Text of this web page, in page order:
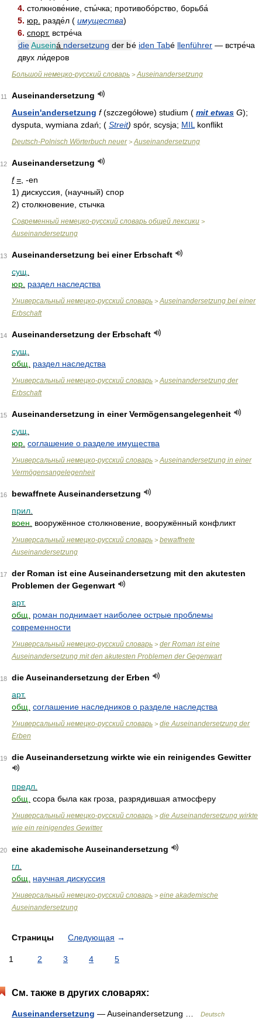
4. столкнове́ние, сты́чка; противобо́рство, борьба́
5. юр. разде́л ( имущества)
6. спорт. встре́ча
dieAuseiná ndersetzung der bé iden Tabé llenführer — встре́ча
двух ли́деров
Большой немецко-русский словарь > Auseinandersetzung
11
Auseinandersetzung
Ausein'andersetzung f(szczegółowe) studium ( mit etwas G);
dysputa, wymiana zdań; ( Streit) spór, scysja; MIL konflikt
Deutsch-Polnisch Wörterbuch neuer> Auseinandersetzung
12
Auseinandersetzung
f = , -en
1) дискуссия, (научный) спор
2) столкновение, стычка
Современный немецко-русский словарь общей лексики >
Auseinandersetzung
13
Auseinandersetzung bei einer Erbschaft
сущ.
юр. раздел наследства
Универсальный немецко-русский словарь > Auseinandersetzung bei einer
Erbschaft
14
Auseinandersetzung der Erbschaft
сущ.
общ.
раздел наследства
Универсальный немецко-русский словарь > Auseinandersetzung der
Erbschaft
15
Auseinandersetzung in einer Vermögensangelegenheit
сущ.
юр. соглашение о разделе имущества
Универсальный немецко-русский словарь > Auseinandersetzung in einer
Vermögensangelegenheit
16
bewaffnete Auseinandersetzung
прил.
воен.
вооружённое столкновение, вооружённый конфликт
Универсальный немецко-русский словарь > bewaffnete
Auseinandersetzung
17
der Roman ist eine Auseinandersetzung mit den akutesten
Problemen der Gegenwart
арт.
общ.
роман поднимает наиболее острые проблемы
современности
Универсальный немецко-русский словарь > der Roman ist eine
Auseinandersetzung mit den akutesten Problemen der Gegenwart
18
die Auseinandersetzung der Erben
арт.
общ. соглашение наследников о разделе наследства
Универсальный немецко-русский словарь > die Auseinandersetzung der
Erben
19 die Auseinandersetzung wirkte wie ein reinigendes Gewitter
предл.
общ. ссора была как гроза, разрядившая атмосферу
Универсальный немецко-русский словарь > die Auseinandersetzung wirkte
wie ein reinigendes Gewitter
20
eine akademische Auseinandersetzung
гл.
общ.
научная дискуссия
Универсальный немецко-русский словарь > eine akademische
Auseinandersetzung
Страницы Следующая →
1 2 3 4 5
См. также в других словарях:
Auseinandersetzung — Auseinandersetzung …
Deutsch